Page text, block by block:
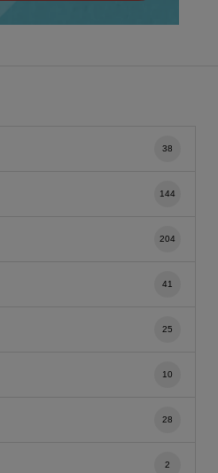
38
144
204
41
25
10
28
2